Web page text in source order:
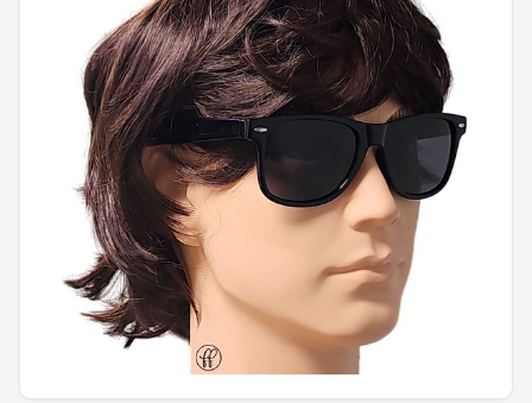
Polaroid
KIMU
Kingseven
Sinner
Montuurtjevoorjou
Fako Fashion®